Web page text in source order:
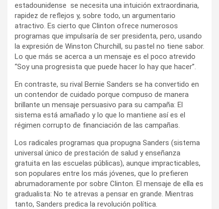
estadounidense se necesita una intuición extraordinaria,
rapidez de reflejos y, sobre todo, un argumentario
atractivo. Es cierto que Clinton ofrece numerosos
programas que impulsaría de ser presidenta, pero, usando
la expresión de Winston Churchill, su pastel no tiene sabor.
Lo que más se acerca a un mensaje es el poco atrevido
“Soy una progresista que puede hacer lo hay que hacer”.
En contraste, su rival Bernie Sanders se ha convertido en
un contendor de cuidado porque compuso de manera
brillante un mensaje persuasivo para su campaña: El
sistema está amañado y lo que lo mantiene así es el
régimen corrupto de financiación de las campañas.
Los radicales programas qua propugna Sanders (sistema
universal único de prestación de salud y enseñanza
gratuita en las escuelas públicas), aunque impracticables,
son populares entre los más jóvenes, que lo prefieren
abrumadoramente por sobre Clinton. El mensaje de ella es
gradualista: No te atrevas a pensar en grande. Mientras
tanto, Sanders predica la revolución política.